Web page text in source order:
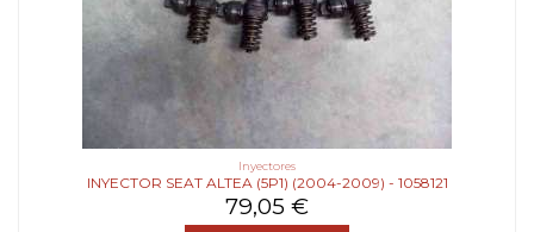
Inyectores
INYECTOR SEAT ALTEA (5P1) (2004-2009) - 1058121
79,05 €